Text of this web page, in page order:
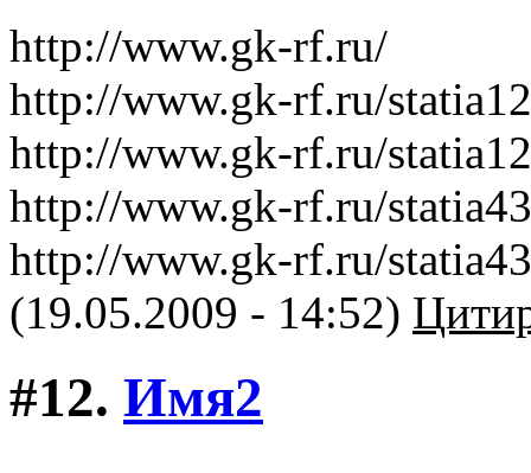
http://www.gk-rf.ru/
http://www.gk-rf.ru/
http://www.gk-rf.ru/
http://www.gk-rf.ru/
http://www.gk-rf.ru/
(19.05.2009 - 14:52)
#12. Имя2